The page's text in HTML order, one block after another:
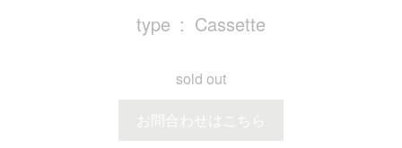
type
Cassette
sold out
お問合わせはこちら